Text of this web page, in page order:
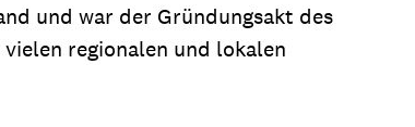
und war der Gründungsakt des
regionalen und lokalen